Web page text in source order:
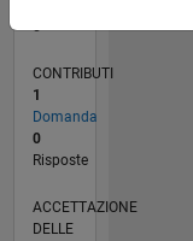
0
CONTRIBUTI
1
Domanda
0
Risposte
ACCETTAZIONE
DELLE